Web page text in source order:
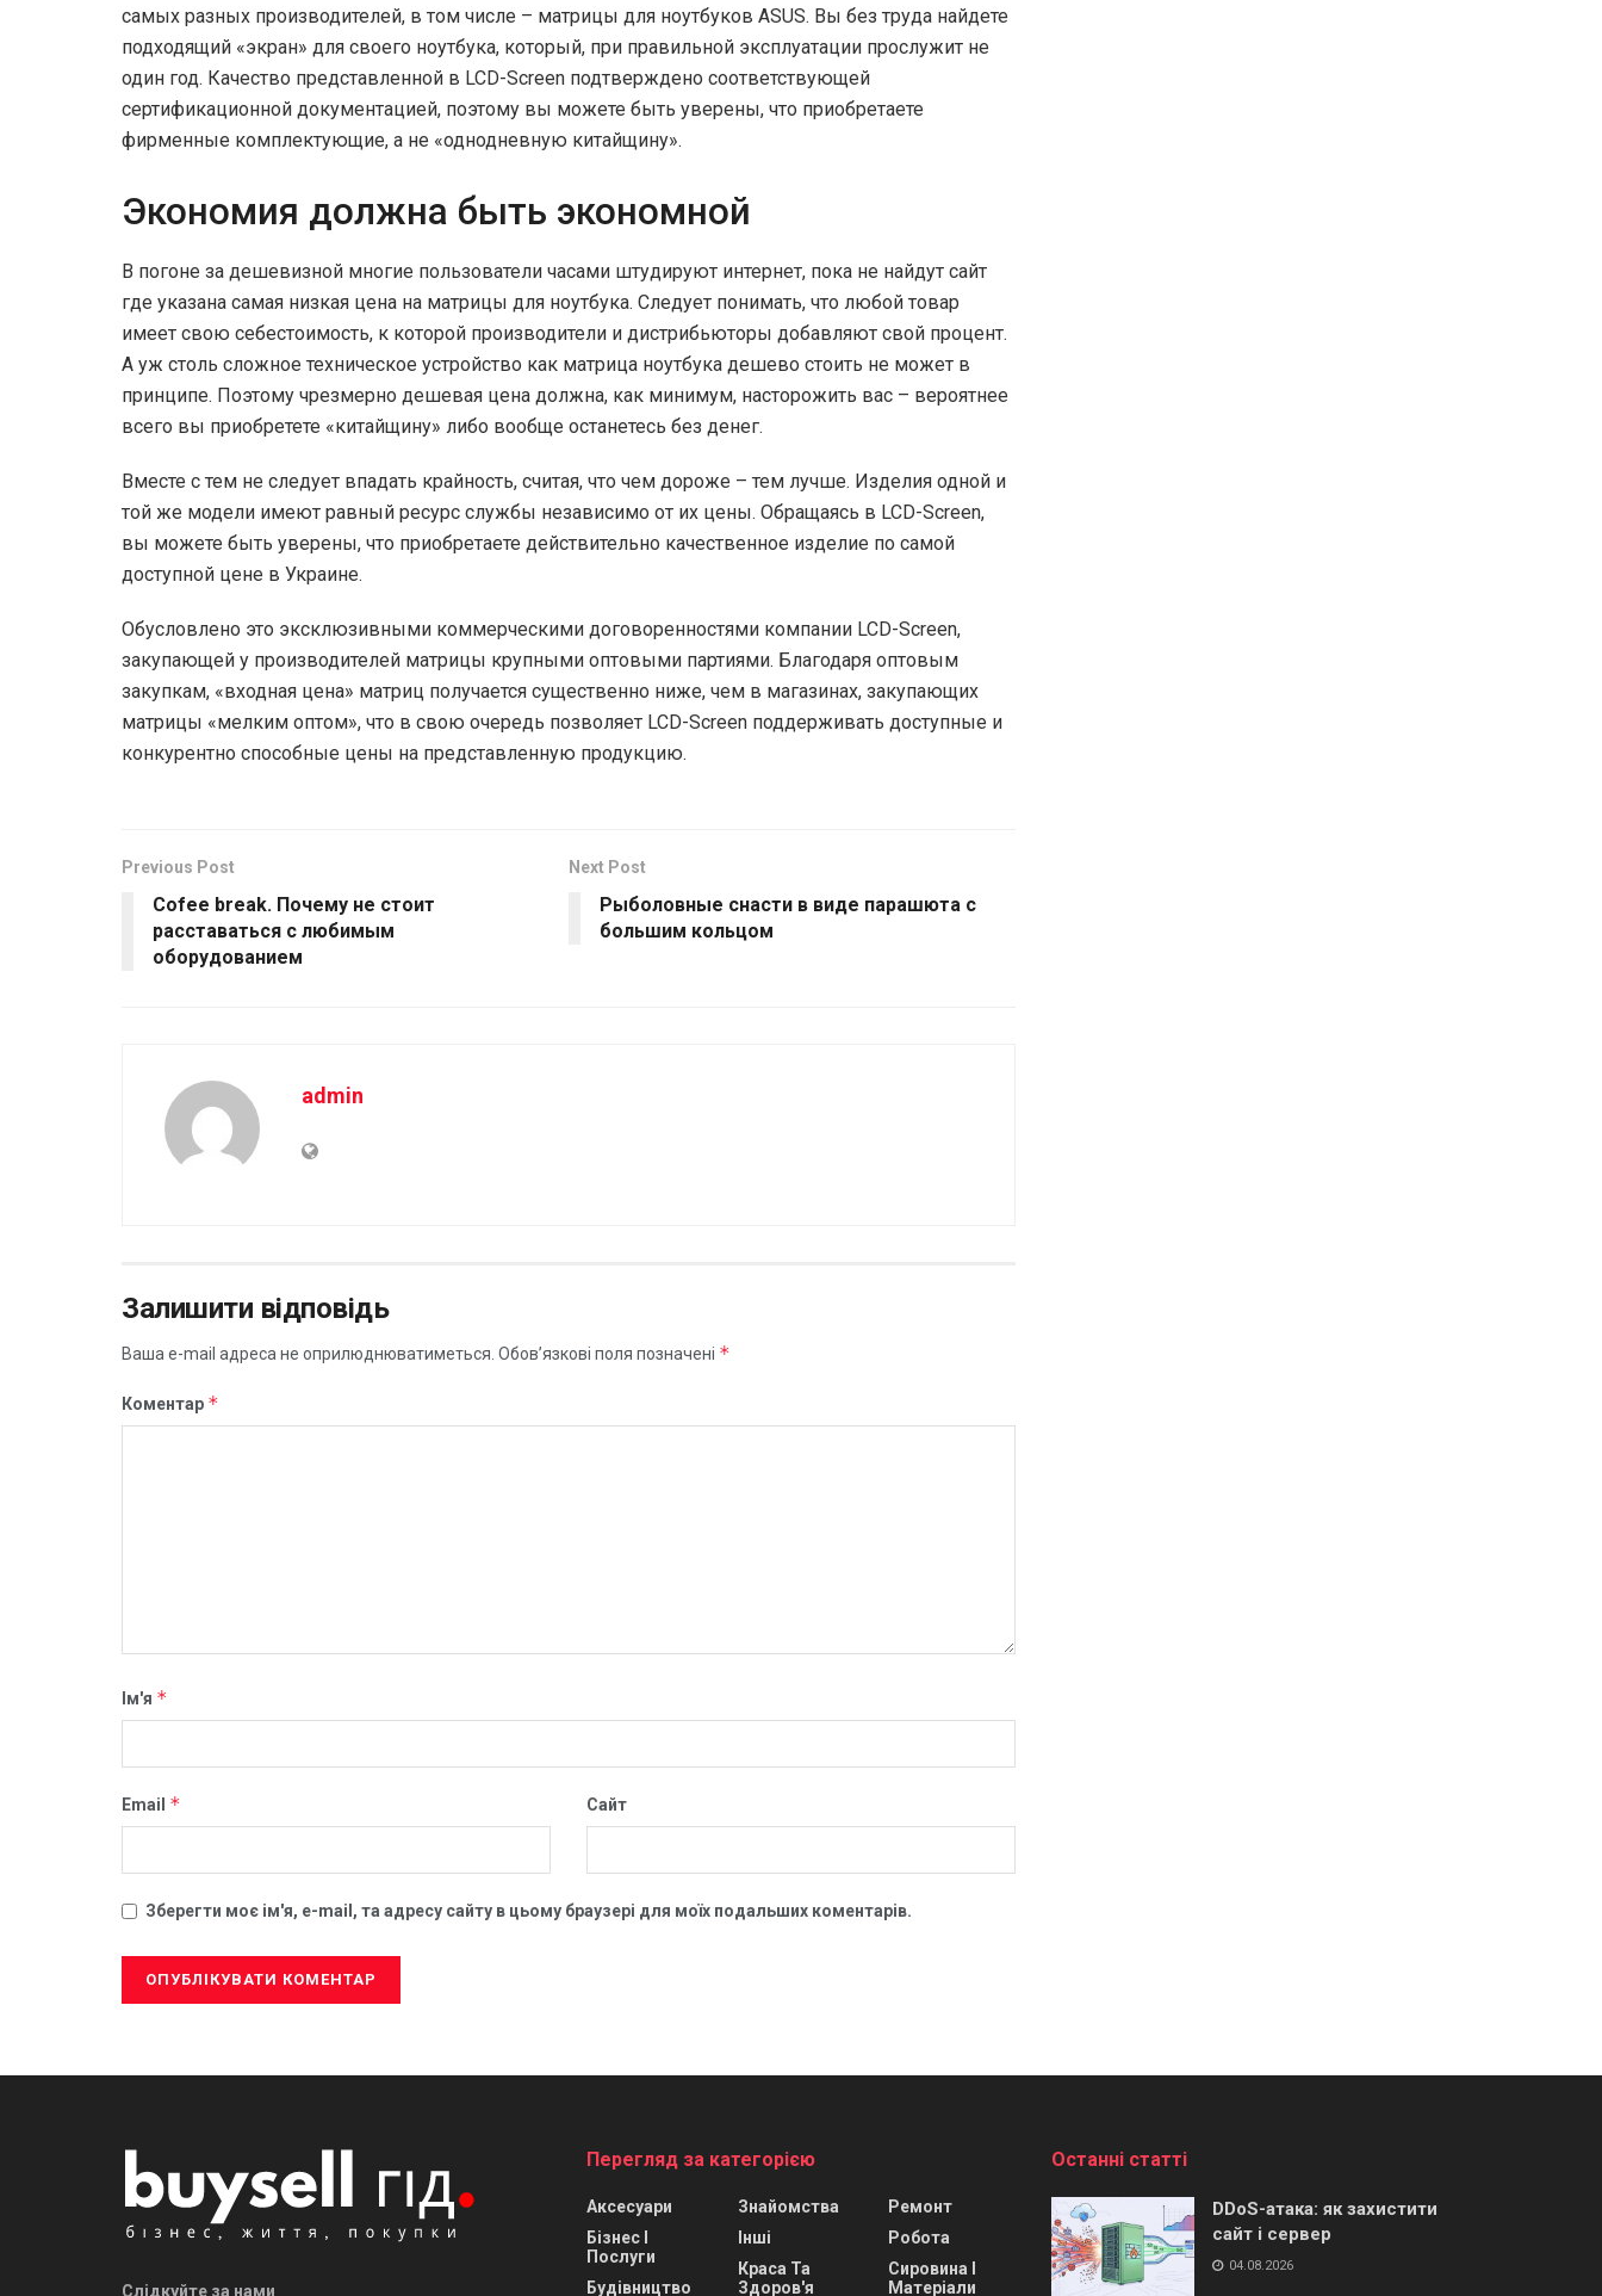
самых разных производителей, в том числе – матрицы для ноутбуков ASUS. Вы без труда найдете
подходящий «экран» для своего ноутбука, который, при правильной эксплуатации прослужит не
один год. Качество представленной в LCD-Screen подтверждено соответствующей
сертификационной документацией, поэтому вы можете быть уверены, что приобретаете
фирменные комплектующие, а не «однодневную китайщину».
Экономия должна быть экономной
В погоне за дешевизной многие пользователи часами штудируют интернет, пока не найдут сайт
где указана самая низкая цена на матрицы для ноутбука. Следует понимать, что любой товар
имеет свою себестоимость, к которой производители и дистрибьюторы добавляют свой процент.
А уж столь сложное техническое устройство как матрица ноутбука дешево стоить не может в
принципе. Поэтому чрезмерно дешевая цена должна, как минимум, насторожить вас – вероятнее
всего вы приобретете «китайщину» либо вообще останетесь без денег.
Вместе с тем не следует впадать крайность, считая, что чем дороже – тем лучше. Изделия одной и
той же модели имеют равный ресурс службы независимо от их цены. Обращаясь в LCD-Screen,
вы можете быть уверены, что приобретаете действительно качественное изделие по самой
доступной цене в Украине.
Обусловлено это эксклюзивными коммерческими договоренностями компании LCD-Screen,
закупающей у производителей матрицы крупными оптовыми партиями. Благодаря оптовым
закупкам, «входная цена» матриц получается существенно ниже, чем в магазинах, закупающих
матрицы «мелким оптом», что в свою очередь позволяет LCD-Screen поддерживать доступные и
конкурентно способные цены на представленную продукцию.
Previous Post
Cofee break. Почему не стоит
расставаться с любимым
оборудованием
Next Post
Рыболовные снасти в виде парашюта с
большим кольцом
admin
Залишити відповідь
Ваша e-mail адреса не оприлюднюватиметься. Обов’язкові поля позначені *
Коментар *
Ім'я *
Email * Сайт
Зберегти моє ім'я, e-mail, та адресу сайту в цьому браузері для моїх подальших коментарів.
Слідкуйте за нами
Перегляд за категорією
Аксесуари
Бізнес І
Послуги
Будівництво
Знайомства
Інші
Краса Та
Здоров'я
Ремонт
Робота
Сировина І
Матеріали
Останні статті
DDoS-атака: як захистити
сайт і сервер
04.08.2026